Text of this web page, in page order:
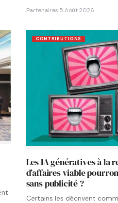
Partenaires·5 Août 2026
CONTRIBUTIONS
Les IA génératives à la
d’affaires viable
sans publicité ?
Certains les décrivent